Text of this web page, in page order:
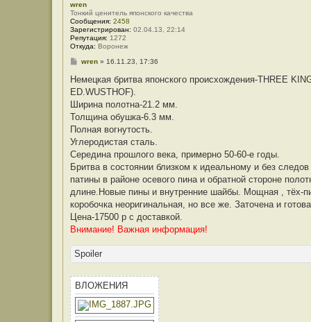
wren
Тонкий ценитель японского качества
Сообщения: 2458
Зарегистрирован: 02.04.13, 22:14
Репутация: 1272
Откуда: Воронеж
С
о
щ
е
и
е
wren» 16.11.23, 17:36
Немецкая бритва японского происхождения-THREE
ED.WUSTHOF).
Ширина полотна-21.2 мм.
Толщина обушка-6.3 мм.
Полная вогнутость.
Углеродистая сталь.
Середина прошлого века, примерно 50-60-е годы.
Бритва в состоянии близком к идеальному и без
патины в районе осевого пина и обратной стороне
длине.Новые пины и внутренние шайбы. Мощная , тёх-
коробочка неоригинальная, но все же. Заточена и
Цена-17500 р с доставкой.
Внимание! Важная информация!
Spoiler
ВЛОЖЕНИЯ